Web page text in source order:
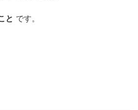
と です。